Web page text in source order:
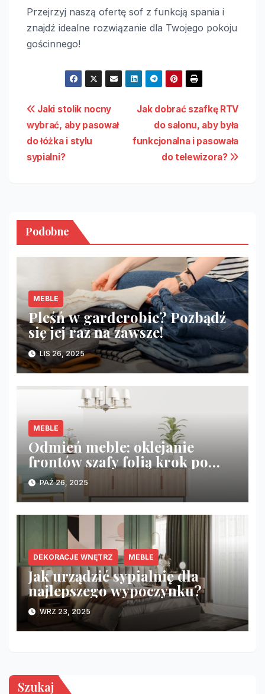
Przejrzyj naszą ofertę sof z funkcją spania i
znajdź idealne rozwiązanie dla Twojego pokoju
gościnnego!
Nawigacja
wpisu
Jak dobrać szafkę RTV
do salonu, aby była
funkcjonalna i pasowała
do telewizora?
Jaki stolik nocny
wybrać, aby pasował
do łóżka i stylu
sypialni?
Podobne
MEBLE
Pleśń w garderobie? Pozbądź
się jej raz na zawsze!
LIS 26, 2025
MEBLE
Odmień meble: oklejanie
frontów szafy folią krok po
kroku
PAŹ 26, 2025
DEKORACJE WNĘTRZ MEBLE
Jak urządzić sypialnię dla
najlepszego wypoczynku?
WRZ 23, 2025
Szukaj